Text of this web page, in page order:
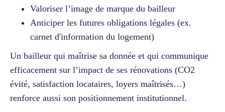
Valoriser l’image de marque du bailleur
Anticiper les futures obligations légales (ex.
carnet d'information du logement)
Un bailleur qui maîtrise sa donnée et qui communique
efficacement sur l’impact de ses rénovations (CO2
évité, satisfaction locataires, loyers maîtrisés…)
renforce aussi son positionnement institutionnel.